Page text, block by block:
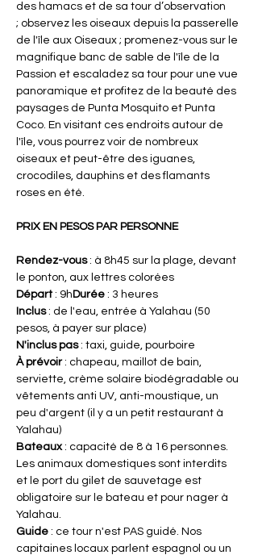
des hamacs et de sa tour d’observation
; observez les oiseaux depuis la passerelle
de l'île aux Oiseaux ; promenez-vous sur le
magnifique banc de sable de l'île de la
Passion et escaladez sa tour pour une vue
panoramique et profitez de la beauté des
paysages de Punta Mosquito et Punta
Coco. En visitant ces endroits autour de
l'île, vous pourrez voir de nombreux
oiseaux et peut-être des iguanes,
crocodiles, dauphins et des flamants
roses en été.
PRIX EN PESOS PAR PERSONNE
Rendez-vous : à 8h45 sur la plage, devant
le ponton, aux lettres colorées
Départ : 9h Durée : 3 heures
Inclus : de l'eau, entrée à Yalahau (50
pesos, à payer sur place)
N'inclus pas : taxi, guide, pourboire
À prévoir : chapeau, maillot de bain,
serviette, crème solaire biodégradable ou
vêtements anti UV, anti-moustique, un
peu d'argent (il y a un petit restaurant à
Yalahau)
Bateaux : capacité de 8 à 16 personnes.
Les animaux domestiques sont interdits
et le port du gilet de sauvetage est
obligatoire sur le bateau et pour nager à
Yalahau.
Guide : ce tour n'est PAS guidé. Nos
capitaines locaux parlent espagnol ou un